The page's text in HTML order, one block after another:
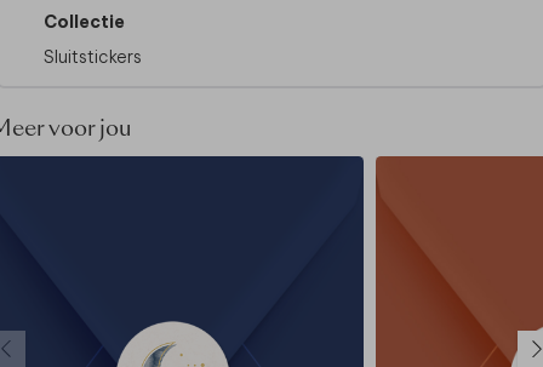
• Op één vel zitten 25 stickers
Dit product maakt deel uit van
Collectie
Sluitstickers
voor jou